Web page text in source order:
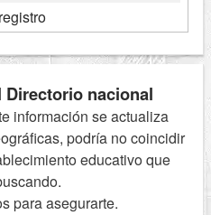
nacional
información se actualiza
podría no coincidir
educativo que
para asegurarte.